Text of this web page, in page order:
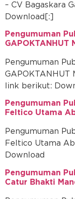
– CV Bagaskara
Download[:]
Pengumuman
GAPOKTANHUT
Pengumuman
GAPOKTANHUT
link berikut:
Pengumuman
Feltico Utama
Pengumuman
Feltico Utama
Download
Pengumuman
Catur Bhakti